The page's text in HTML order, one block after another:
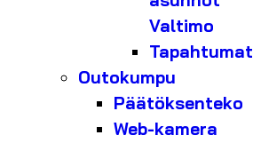
Valtimo
Tapahtumat
Outokumpu
Päätöksenteko
Web-kamera